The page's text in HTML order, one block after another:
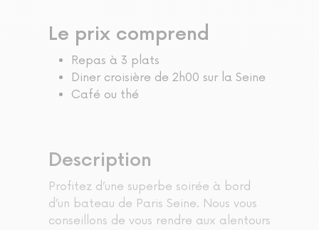
Le prix comprend
Repas à 3 plats
Diner croisière de 2h00 sur la Seine
Café ou thé
Description
Profitez d’une superbe soirée à bord
d’un bateau de Paris Seine. Nous vous
conseillons de vous rendre aux alentours